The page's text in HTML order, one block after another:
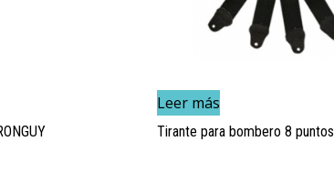
Leer más
Tirante para bombero 8 puntos